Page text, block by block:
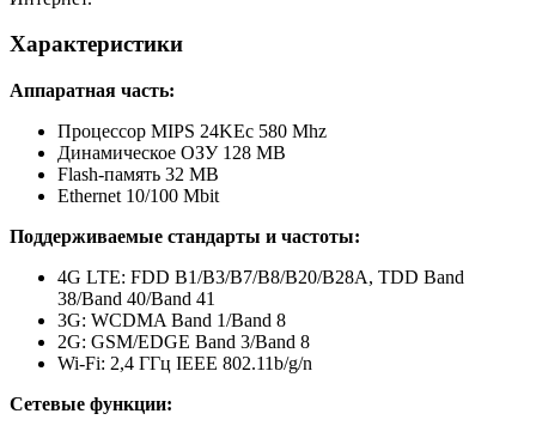
Характеристики
Аппаратная часть:
Процессор MIPS 24KEc 580 Mhz
Динамическое ОЗУ 128 MB
Flash-память 32 MB
Ethernet 10/100 Mbit
Поддерживаемые стандарты и частоты:
4G LTE: FDD B1/B3/B7/B8/B20/B28A, TDD Band
38/Band 40/Band 41
3G: WCDMA Band 1/Band 8
2G: GSM/EDGE Band 3/Band 8
Wi-Fi: 2,4 ГГц IEEE 802.11b/g/n
Сетевые функции: